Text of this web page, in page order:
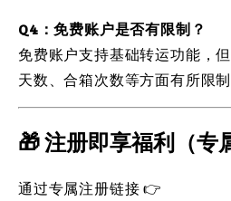
Q4：免费账户是否有限制？
免费账户支持基础转运功能，
天数、合箱次数等方面有所限
🎁 注册即享福利（专
通过专属注册链接 👉